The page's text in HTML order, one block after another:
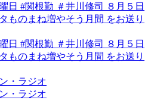
日 #関根勤 ＃井川修司 ８月５日
ものまね増やそう月間 をお送り
日 #関根勤 ＃井川修司 ８月５日
ものまね増やそう月間 をお送り
・ラジオ
・ラジオ